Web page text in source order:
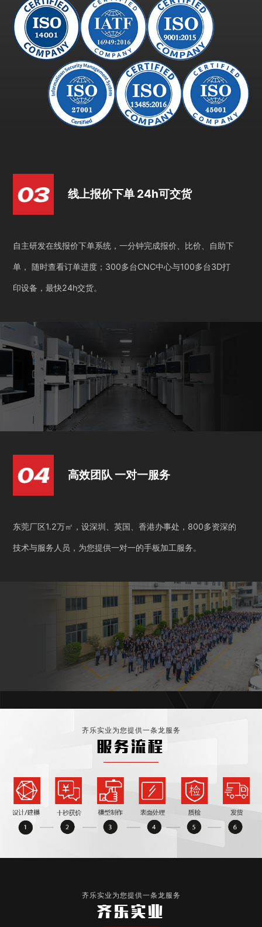
线上报价下单 24h可交货
自主研发在线报价下单系统，一分钟完成报价、比价、自助下
单， 随时查看订单进度；300多台CNC中心与100多台3D打
印设备，最快24h交货。
高效团队 一对一服务
东莞厂区1.2万㎡，设深圳、英国、香港办事处，800多资深的
技术与服务人员，为您提供一对一的手板加工服务。
齐乐实业为您提供一条龙服务
服务流程
齐乐实业为您提供一条龙服务
齐乐实业